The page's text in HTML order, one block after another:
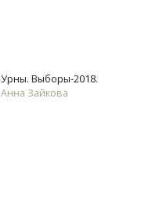
Урны. Выборы-2018.
Анна Зайкова